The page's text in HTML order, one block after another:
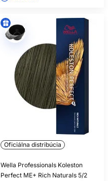
Oficiálna distribúcia
Wella Professionals Koleston
Perfect ME+ Rich Naturals 5/2